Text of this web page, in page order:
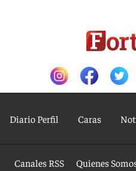
Diario Perfil Caras
Canales RSS Quienes